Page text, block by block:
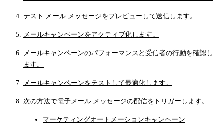
テスト メール メッセージをプレビューして送信します 。
メールキャンペーンをアクティブ化します。
メールキャンペーンのパフォーマンスと受信者の行動を確認し
ます。
メールキャンペーンをテストして最適化します。
次の方法で電子メール メッセージの配信をトリガーします。
マーケティングオートメーションキャンペーン